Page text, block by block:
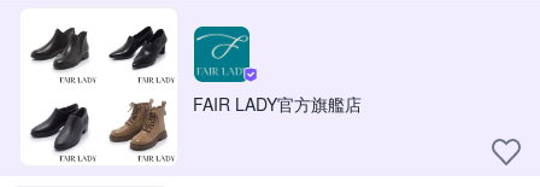
FAIR LADY官方旗艦店